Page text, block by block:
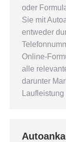
oder
Sie mit
entweder
Online-
alle
darunter